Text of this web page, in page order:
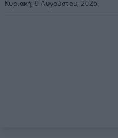
Κυριακή, 9 Αυγούστου, 2026